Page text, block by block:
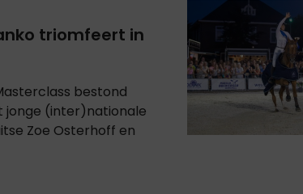
triomfeert in
bestond
jonge (inter)nationale
Zoe Osterhoff en